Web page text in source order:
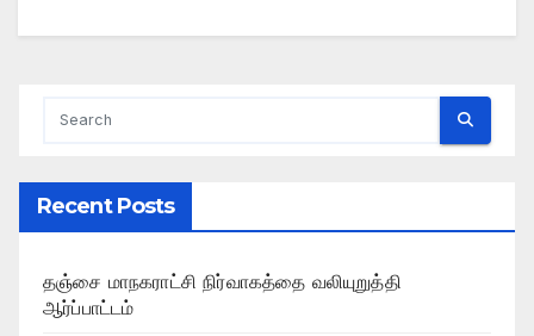
Recent Posts
தஞ்சை மாநகராட்சி நிர்வாகத்தை வலியுறுத்தி
ஆர்ப்பாட்டம்